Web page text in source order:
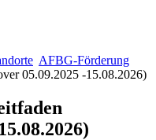
AFBG-Förderung
05.09.2025 -15.08.2026)